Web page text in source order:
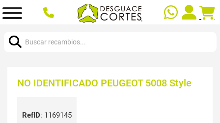
NO IDENTIFICADO PEUGEOT 5008 Style
RefID: 1169145